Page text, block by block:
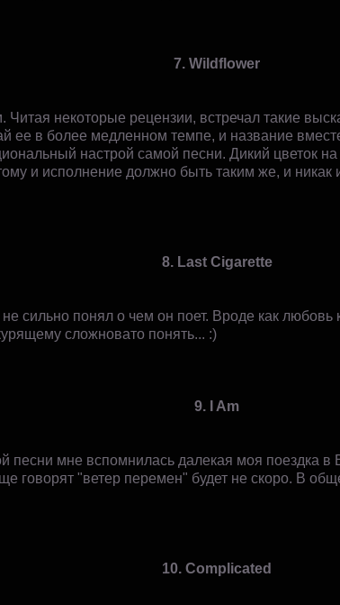
7. Wildflower
некоторые рецензии, встречал такие
ее в более медленном темпе, и название
настрой самой песни. Дикий цветок на
и исполнение должно быть таким же, и никак
8. Last Сigarette
сильно понял о чем он поет. Вроде как любовь
сложновато понять... :)
9. I Am
песни мне вспомнилась далекая моя поездка в
говорят "ветер перемен" будет не скоро. В
10. Complicated